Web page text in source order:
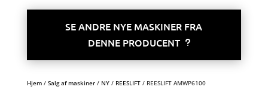
SE ANDRE NYE MASKINER FRA
DENNE PRODUCENT
Hjem/ Salg af maskiner/ NY/ REESLIFT/ REESLIFT AMWP6100